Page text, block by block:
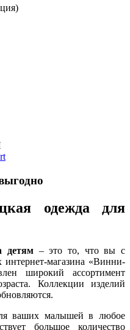
одежда для
детям – это то, что вы с
интернет-магазина «Винни-
широкий ассортимент
Коллекции изделий
ваших малышей в любое
большое количество